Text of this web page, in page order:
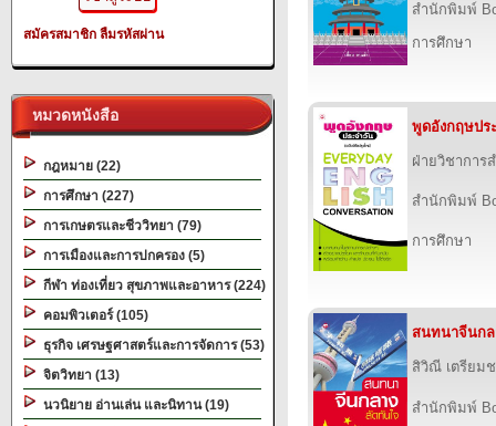
สมัครสมาชิก ลืมรหัสผ่าน
หมวดหนังสือ
กฎหมาย (22)
การศึกษา (227)
การเกษตรและชีววิทยา (79)
การเมืองและการปกครอง (5)
กีฬา ท่องเที่ยว สุขภาพและอาหาร (224)
คอมพิวเตอร์ (105)
ธุรกิจ เศรษฐศาสตร์และการจัดการ (53)
จิตวิทยา (13)
นวนิยาย อ่านเล่น และนิทาน (19)
สำนักพิมพ์
การศึกษา
พูดอังกฤษปร
ฝ่ายวิชากา
สำนักพิมพ์
การศึกษา
สนทนาจีนกล
สิวิณี เตรียม
สำนักพิมพ์